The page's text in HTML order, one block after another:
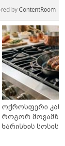
byContentRoom
ოქროსფერი კანი
როგორ
ხარისხის სოსისი